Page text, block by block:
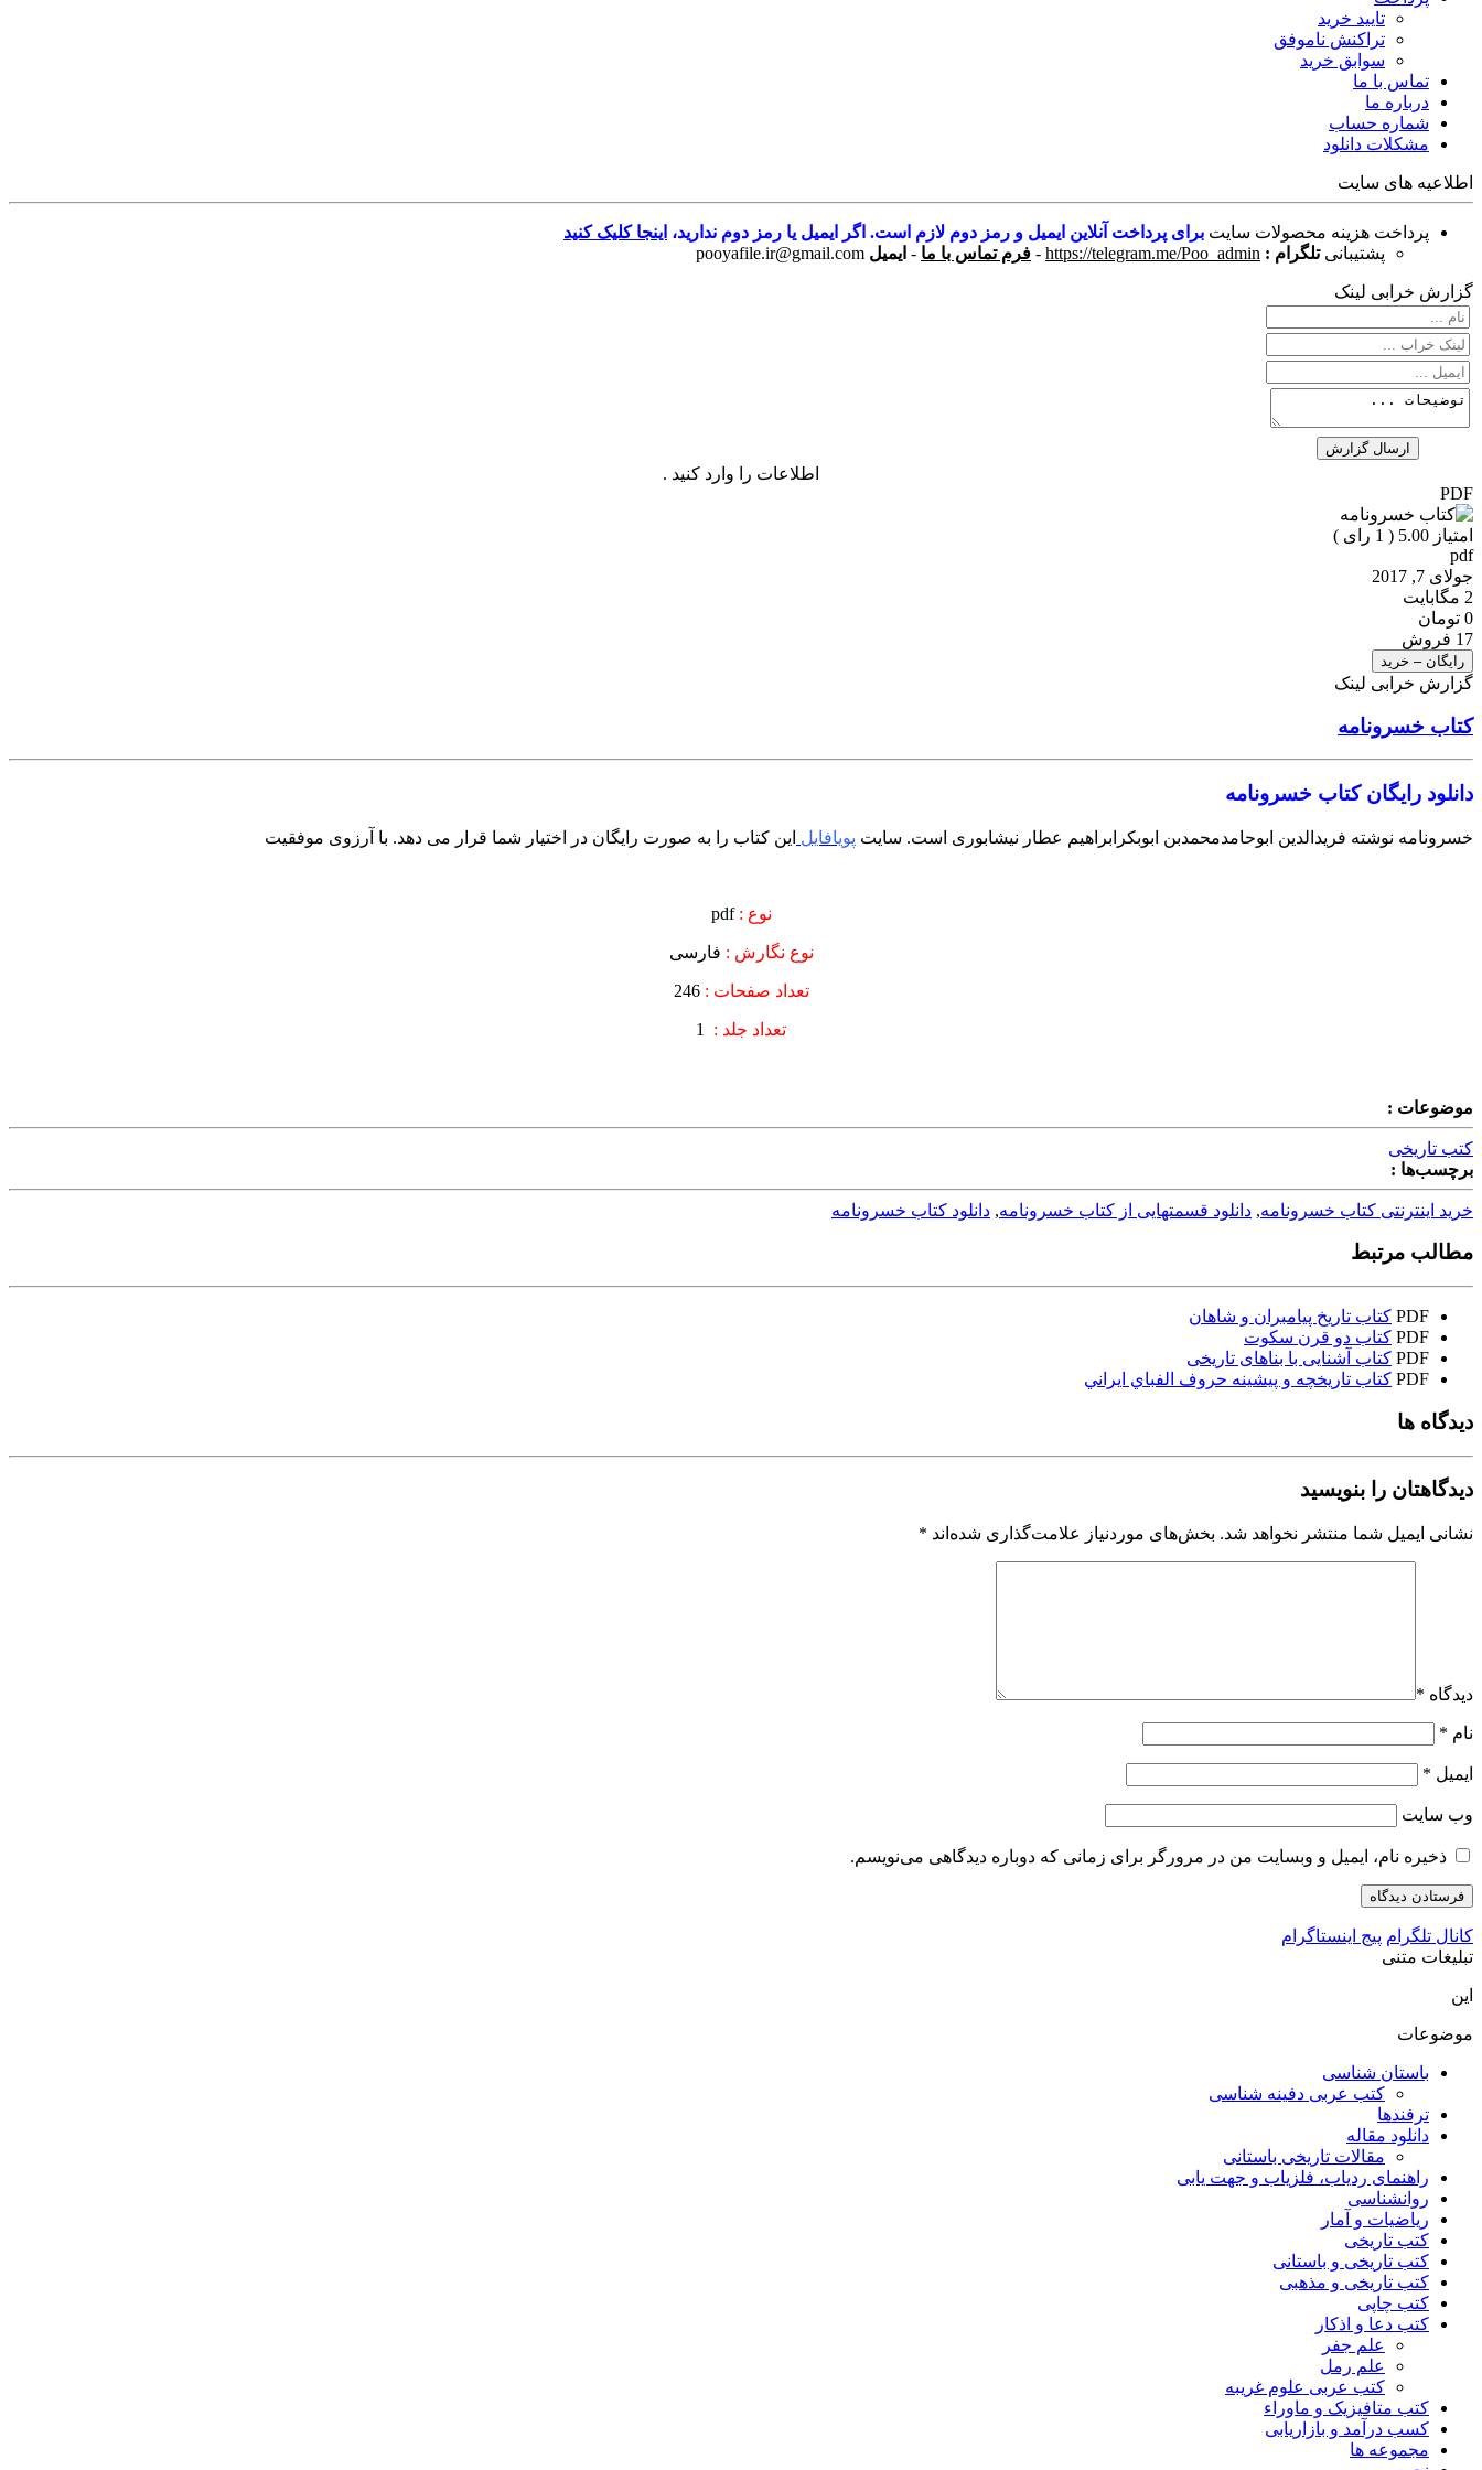
تایید خرید
تراکنش ناموفق
سوابق خرید
تماس با ما
درباره ما
شماره حساب
مشکلات دانلود
اطلاعیه های سایت
پرداخت هزینه محصولات سایت برای پرداخت آنلاین ایمیل و رمز دوم لازم است. اگر ایمیل یا رمز دوم ندارید، اینجا کلیک کنید
پشتیبانی تلگرام : https://telegram.me/Poo_admin
- فرم تماس با ما - ایمیل pooyafile.ir@gmail.com
گزارش خرابی لینک
اطلاعات را وارد کنید .
PDF
امتیاز 5.00 ( 1 رای )
pdf
جولای 7, 2017
2 مگابایت
0 تومان
17 فروش
رایگان – خرید
گزارش خرابی لینک
کتاب خسرونامه
دانلود رایگان کتاب خسرونامه
خسرونامه نوشته فریدالدین ابوحامدمحمدبن ابوبکرابراهیم عطار نیشابوری است. سایت پویافایل این کتاب را به صورت رایگان در اختیار شما قرار می دهد. با آرزوی موفقیت
نوع : pdf
نوع نگارش : فارسی
تعداد صفحات : 246
تعداد جلد :
موضوعات :
کتب تاریخی
برچسب‌ها :
خرید اینترنتی کتاب خسرونامه, دانلود قسمتهایی از کتاب خسرونامه, دانلود کتاب خسرونامه
مطالب مرتبط
PDF کتاب تاریخ پیامبران و شاهان
PDF کتاب دو قرن سکوت
PDF کتاب آشنایی با بناهای تاریخی
PDF کتاب تاريخچه و پيشينه حروف الفباي ايراني
دیدگاه ها
دیدگاهتان را بنویسید
نشانی ایمیل شما منتشر نخواهد شد. بخش‌های موردنیاز علامت‌گذاری شده‌اند *
دیدگاه *
نام *
ایمیل *
وب‌ سایت
ذخیره نام، ایمیل و وبسایت من در مرورگر برای زمانی که دوباره دیدگاهی می‌نویسم.
کانال تلگرام پیج اینستاگرام
تبلیغات متنی
این
موضوعات
باستان شناسی
کتب عربی دفینه شناسی
ترفندها
دانلود مقاله
مقالات تاریخی باستانی
راهنمای ردیاب، فلزیاب و جهت یابی
روانشناسی
ریاضیات و آمار
کتب تاریخی
کتب تاریخی و باستانی
کتب تاریخی و مذهبی
کتب چاپی
کتب دعا و اذکار
علم جفر
علم رمل
کتب عربی علوم غریبه
کتب متافیزیک و ماوراء
کسب درآمد و بازاریابی
مجموعه ها